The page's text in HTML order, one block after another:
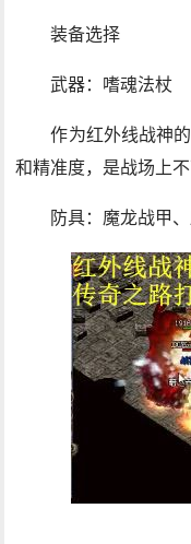
装备选择
武器：嗜魂法杖
作为红外线战神
和精准度，是战场上不
防具：魔龙战甲